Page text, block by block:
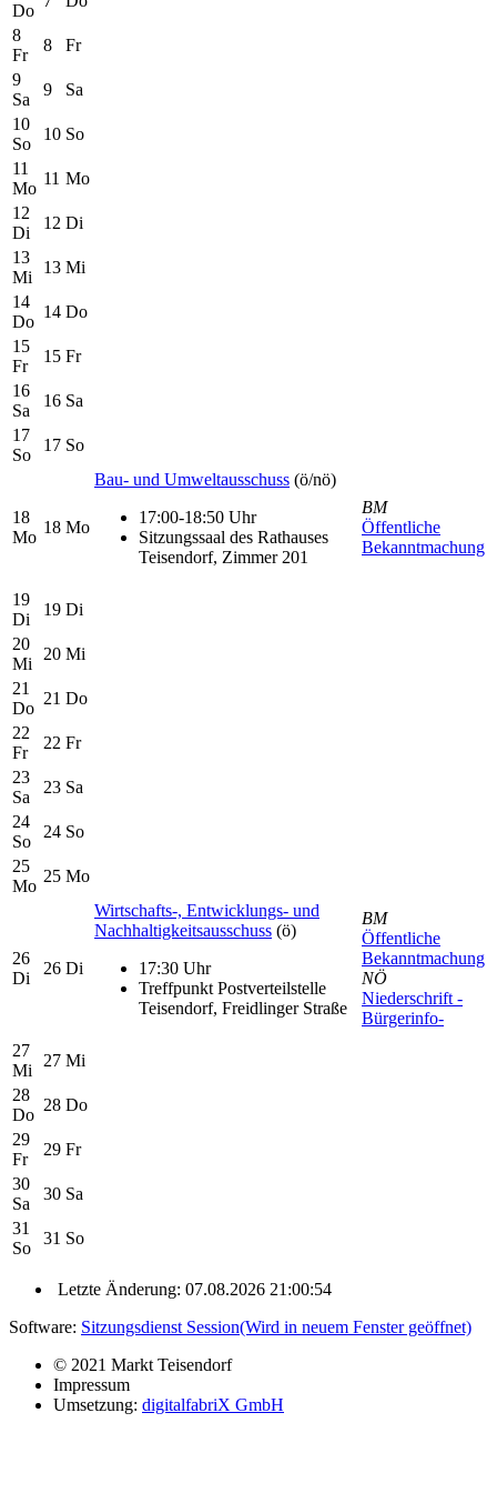
Do
8
Fr
8
Fr
9
Sa
9
Sa
10
So
10 So
11
Mo
11 Mo
12
Di
12 Di
13
Mi
13 Mi
14
Do
14 Do
15
Fr
15 Fr
16
Sa
16 Sa
17
So
17 So
18
Mo
18 Mo
Bau- und Umweltausschuss (ö/nö)
17:00-18:50 Uhr
Sitzungssaal des Rathauses
Teisendorf, Zimmer 201
BM
Öffentliche
Bekanntmachung
19
Di
19 Di
20
Mi
20 Mi
21
Do
21 Do
22
Fr
22 Fr
23
Sa
23 Sa
24
So
24 So
25
Mo
25 Mo
26
Di
26 Di
Wirtschafts-, Entwicklungs- und
Nachhaltigkeitsausschuss (ö)
17:30 Uhr
Treffpunkt Postverteilstelle
Teisendorf, Freidlinger Straße
BM
Öffentliche
Bekanntmachung
NÖ
Niederschrift -
Bürgerinfo-
27
Mi
27 Mi
28
Do
28 Do
29
Fr
29 Fr
30
Sa
30 Sa
31
So
31 So
Letzte Änderung: 07.08.2026 21:00:54
Software: Sitzungsdienst Session(Wird in neuem Fenster geöffnet)
© 2021 Markt Teisendorf
Impressum
Umsetzung: digitalfabriX GmbH